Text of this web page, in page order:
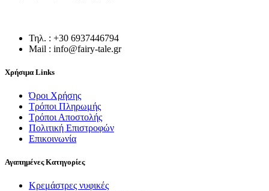
Τηλ. : +30 6937446794
Mail : info@fairy-tale.gr
Χρήσιμα Links
Όροι Χρήσης
Τρόποι Πληρωμής
Τρόποι Αποστολής
Πολιτική Επιστροφών
Επικοινωνία
Αγαπημένες Κατηγορίες
Κρεμάστρες νυφικές